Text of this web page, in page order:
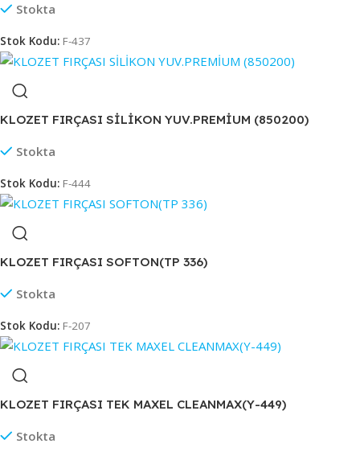
Stokta
Stok Kodu: F-437
KLOZET FIRÇASI SİLİKON YUV.PREMİUM (850200)
Stokta
Stok Kodu: F-444
KLOZET FIRÇASI SOFTON(TP 336)
Stokta
Stok Kodu: F-207
KLOZET FIRÇASI TEK MAXEL CLEANMAX(Y-449)
Stokta